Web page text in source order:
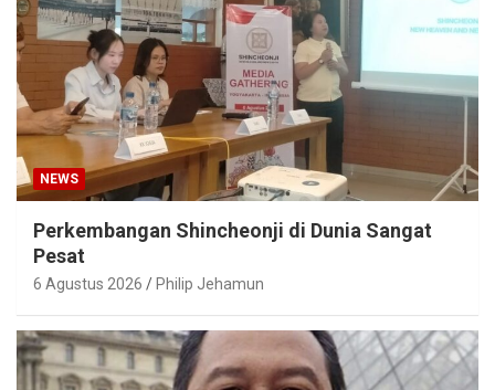
NEWS
Perkembangan Shincheonji di Dunia Sangat
Pesat
6 Agustus 2026 Philip Jehamun